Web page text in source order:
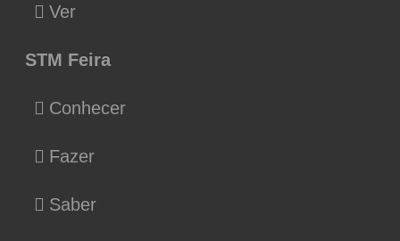
Ver
STM Feira
Conhecer
Fazer
Saber